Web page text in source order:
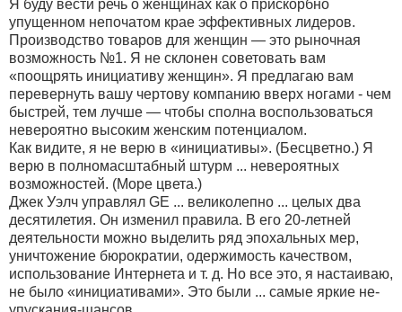
Я буду вести речь о женщинах как о прискорбно
упущенном непочатом крае эффективных лидеров.
Производство товаров для женщин — это рыночная
возможность №1. Я не склонен советовать вам
«поощрять инициативу женщин». Я предлагаю вам
перевернуть вашу чертову компанию вверх ногами - чем
быстрей, тем лучше — чтобы сполна воспользоваться
невероятно высоким женским потенциалом.
Как видите, я не верю в «инициативы». (Бесцветно.) Я
верю в полномасштабный штурм ... невероятных
возможностей. (Море цвета.)
Джек Уэлч управлял GЕ ... великолепно ... целых два
десятилетия. Он изменил правила. В его 20-летней
деятельности можно выделить ряд эпохальных мер,
уничтожение бюрократии, одержимость качеством,
использование Интернета и т. д. Но все это, я настаиваю,
не было «инициативами». Это были ... самые яркие не-